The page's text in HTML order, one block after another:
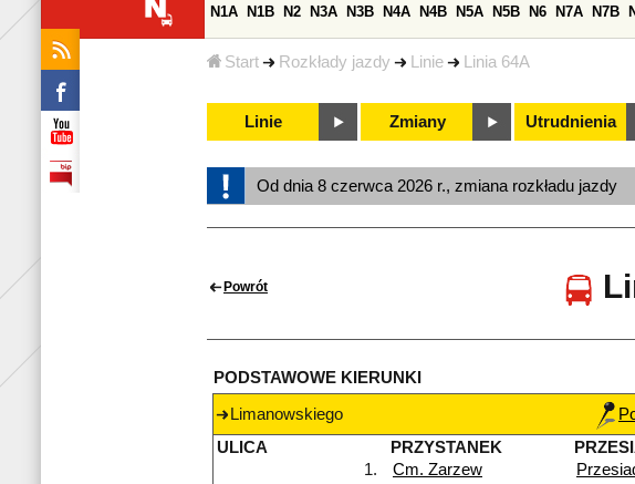
Start Rozkłady jazdy Linie Linia 64A
N1A N1B N2 N3A N3B N4A N4B N5A N5B N6 N7A N7B
Linie Zmiany Utrudnienia
Od dnia 8 czerwca 2026 r., zmiana rozkładu jazdy
Powrót
PODSTAWOWE KIERUNKI
Limanowskiego
ULICA
PRZYSTANEK
1.
Cm. Zarzew